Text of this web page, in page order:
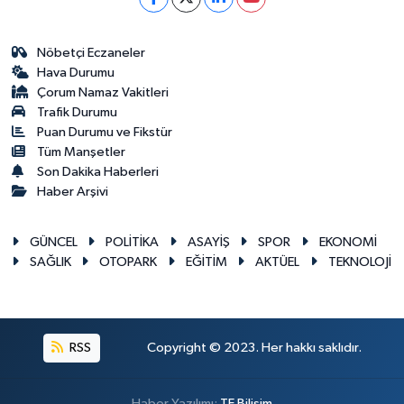
Nöbetçi Eczaneler
Hava Durumu
Çorum Namaz Vakitleri
Trafik Durumu
Puan Durumu ve Fikstür
Tüm Manşetler
Son Dakika Haberleri
Haber Arşivi
GÜNCEL POLİTİKA ASAYİŞ SPOR
EKONOMİ
SAĞLIK
OTOPARK EĞİTİM AKTÜEL TEKNOLOJİ
RSS Copyright © 2023. Her hakkı saklıdır.